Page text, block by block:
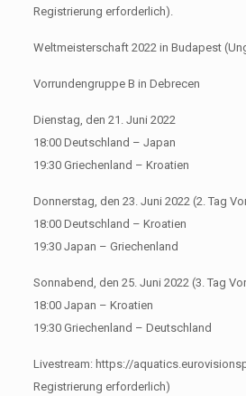
Registrierung erforderlich).
Weltmeisterschaft 2022 in Budapest
Vorrundengruppe B in Debrecen
Dienstag, den 21. Juni 2022
18:00 Deutschland – Japan
19:30 Griechenland – Kroatien
Donnerstag, den 23. Juni 2022 (2. Tag
18:00 Deutschland – Kroatien
19:30 Japan – Griechenland
Sonnabend, den 25. Juni 2022 (3. Tag
18:00 Japan – Kroatien
19:30 Griechenland – Deutschland
Livestream: https://
Registrierung erforderlich)